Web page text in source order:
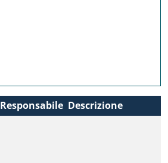
Responsabile Descrizione